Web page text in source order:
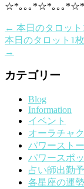
☆*｡｡｡*☆*｡｡｡
← 本日のタロッ
本日のタロット1
→
カテゴリー
Blog
Information
イベント
オーラチャ
パワースト
パワースポ
占い師出勤
各星座の運